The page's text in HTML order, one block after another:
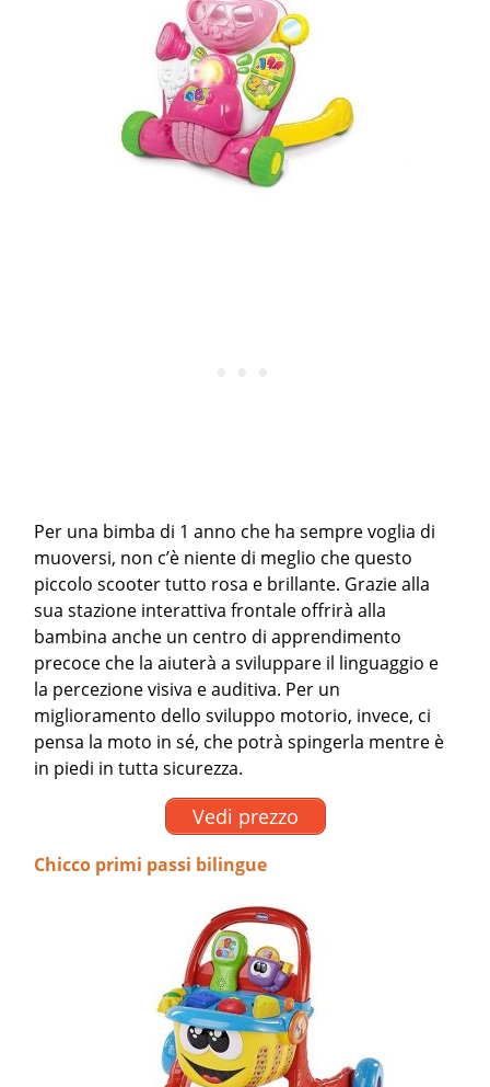
Per una bimba di 1 anno che ha sempre voglia di
muoversi, non c’è niente di meglio che questo
piccolo scooter tutto rosa e brillante. Grazie alla
sua stazione interattiva frontale offrirà alla
bambina anche un centro di apprendimento
precoce che la aiuterà a sviluppare il linguaggio e
la percezione visiva e auditiva. Per un
miglioramento dello sviluppo motorio, invece, ci
pensa la moto in sé, che potrà spingerla mentre è
in piedi in tutta sicurezza.
Vedi prezzo
Chicco primi passi bilingue